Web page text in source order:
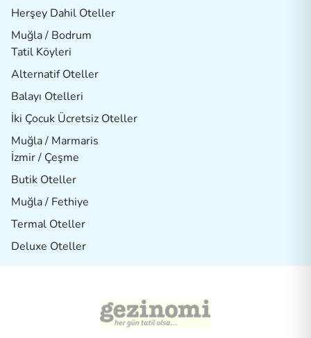
Herşey Dahil Oteller
Muğla / Bodrum
Tatil Köyleri
Alternatif Oteller
Balayı Otelleri
İki Çocuk Ücretsiz Oteller
Muğla / Marmaris
İzmir / Çeşme
Butik Oteller
Muğla / Fethiye
Termal Oteller
Deluxe Oteller